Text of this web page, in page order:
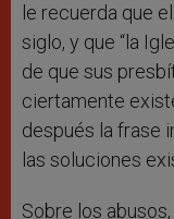
le recuerda que
siglo, y que “la
de que sus
ciertamente
después la frase
las soluciones
Sobre los